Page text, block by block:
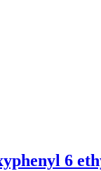
6